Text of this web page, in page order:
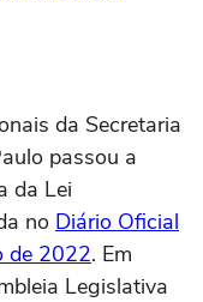
da Secretaria
passou a
da Lei
no Diário Oficial
de 2022. Em
Legislativa